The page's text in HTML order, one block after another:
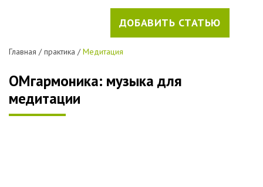
ДОБАВИТЬ СТАТЬЮ
Главная /практика /Медитация
ОМгармоника: музыка для
медитации